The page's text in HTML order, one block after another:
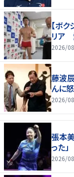
【ボ
リア
2026/
藤波
んに
2026/
張本
った
2026/